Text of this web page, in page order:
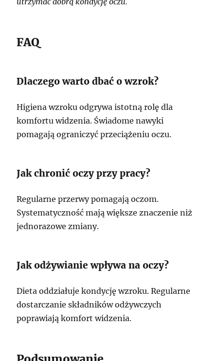
FAQ
Dlaczego warto dbać o wzrok?
Higiena wzroku odgrywa istotną rolę dla
komfortu widzenia. Świadome nawyki
pomagają ograniczyć przeciążeniu oczu.
Jak chronić oczy przy pracy?
Regularne przerwy pomagają oczom.
Systematyczność mają większe znaczenie niż
jednorazowe zmiany.
Jak odżywianie wpływa na oczy?
Dieta oddziałuje kondycję wzroku. Regularne
dostarczanie składników odżywczych
poprawiają komfort widzenia.